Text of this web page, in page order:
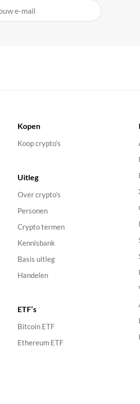
Kopen
Koop crypto’s
Uitleg
Over crypto’s
Personen
Crypto termen
Kennisbank
Basis uitleg
Handelen
ETF’s
Bitcoin ETF
Ethereum ETF